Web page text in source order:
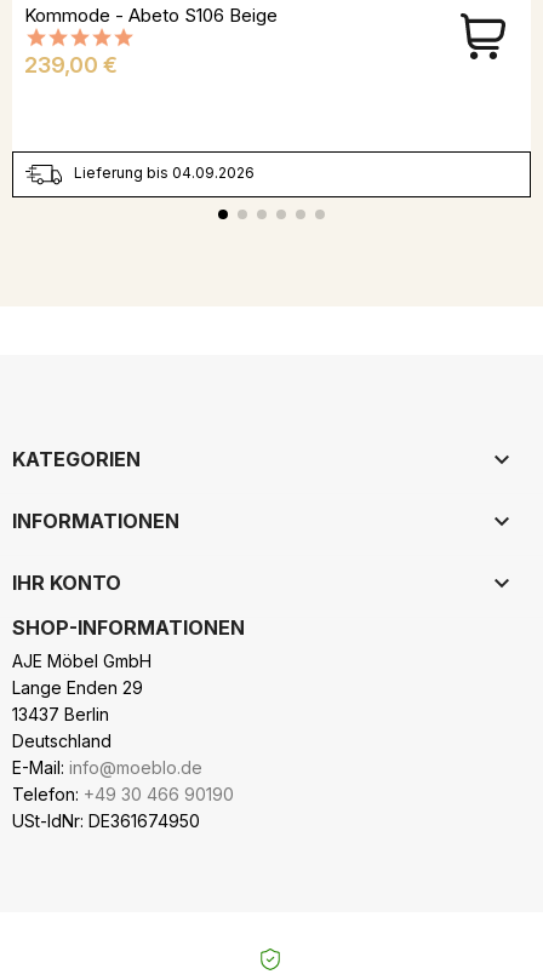
Kommode - Abeto S106 Beige
Preis
239,00 €
Lieferung bis 04.09.2026
KATEGORIEN 
INFORMATIONEN 
IHR KONTO 
SHOP-INFORMATIONEN
AJE Möbel GmbH
Lange Enden 29
13437 Berlin
Deutschland
E-Mail: info@moeblo.de
Telefon: +49 30 466 90190
USt-IdNr: DE361674950